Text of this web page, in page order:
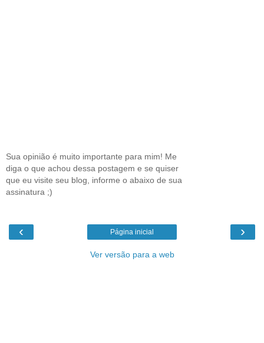
Sua opinião é muito importante para mim! Me
diga o que achou dessa postagem e se quiser
que eu visite seu blog, informe o abaixo de sua
assinatura ;)
‹ ›
Página inicial
Ver versão para a web